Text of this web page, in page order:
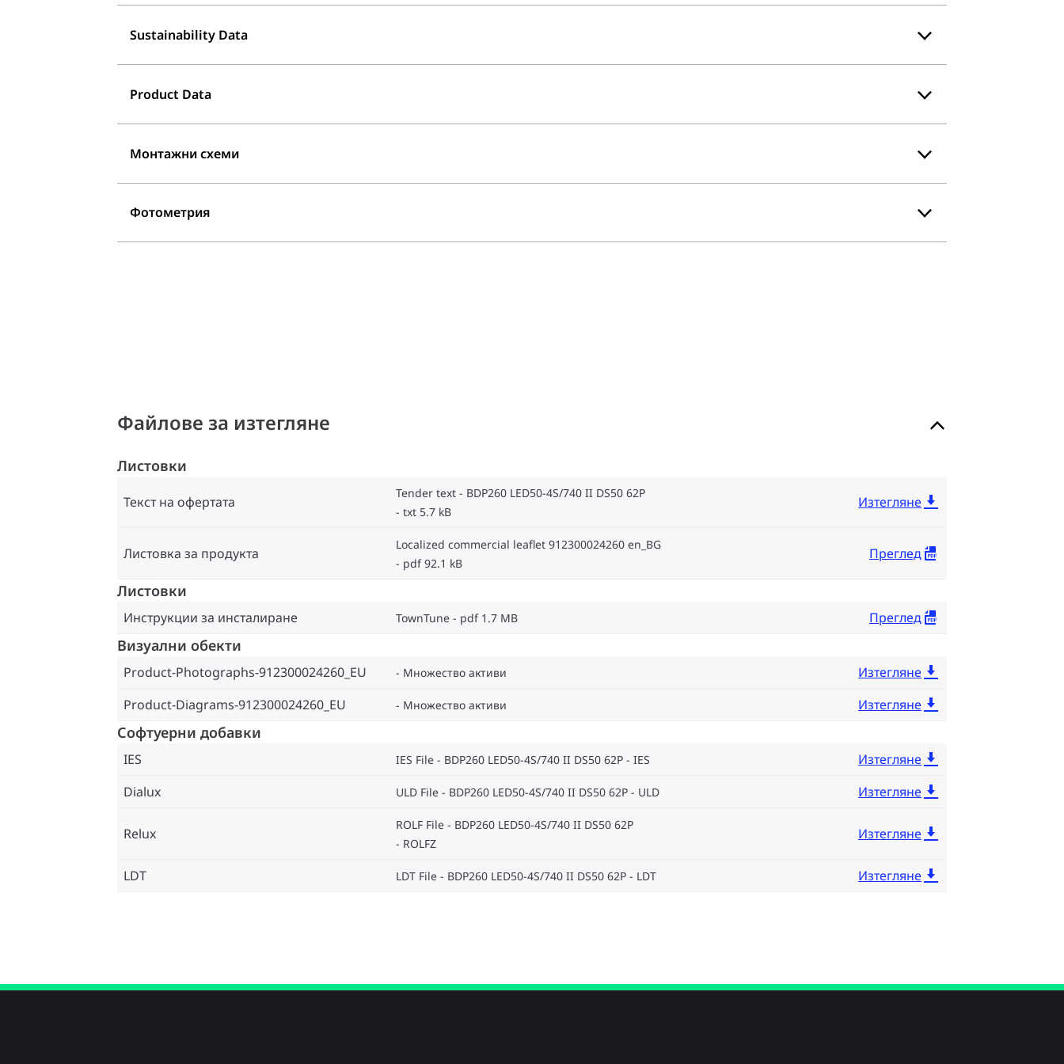
Sustainability Data
Product Data
Монтажни схеми
Фотометрия
Файлове за изтегляне
Листовки
Текст на офертата
Tender text - BDP260 LED50-4S/740 II DS50 62P
txt 5.7 kB
Изтегляне
Листовка за продукта
Localized commercial leaflet 912300024260 en_BG
pdf 92.1 kB
Преглед
Листовки
Инструкции за инсталиране TownTune pdf 1.7 MB Преглед
Визуални обекти
Product-Photographs-912300024260_EU Множество активи
Изтегляне
Product-Diagrams-912300024260_EU
Множество активи Изтегляне
Софтуерни добавки
IES IES File - BDP260 LED50-4S/740 II DS50 62P IES
Изтегляне
Dialux
ULD File - BDP260 LED50-4S/740 II DS50 62P ULD Изтегляне
Relux
ROLF File - BDP260 LED50-4S/740 II DS50 62P
ROLFZ
Изтегляне
LDT LDT File - BDP260 LED50-4S/740 II DS50 62P LDT Изтегляне